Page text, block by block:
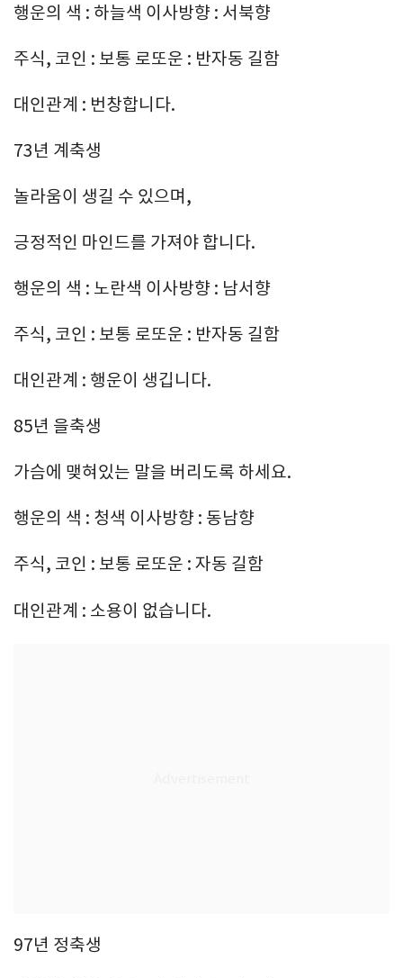
행운의 색 : 하늘색 이사방향 : 서북향
주식, 코인 : 보통 로또운 : 반자동 길함
대인관계 : 번창합니다.
73년 계축생
놀라움이 생길 수 있으며,
긍정적인 마인드를 가져야 합니다.
행운의 색 : 노란색 이사방향 : 남서향
주식, 코인 : 보통 로또운 : 반자동 길함
대인관계 : 행운이 생깁니다.
85년 을축생
가슴에 맺혀있는 말을 버리도록 하세요.
행운의 색 : 청색 이사방향 : 동남향
주식, 코인 : 보통 로또운 : 자동 길함
대인관계 : 소용이 없습니다.
97년 정축생